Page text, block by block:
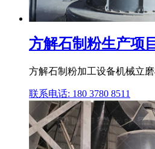
方解石制粉生产项
方解石制粉加工设备机械立
联系电话: 180 3780 8511